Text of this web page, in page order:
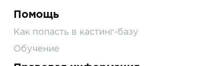
Помощь
Как попасть в кастинг-базу
Обучение